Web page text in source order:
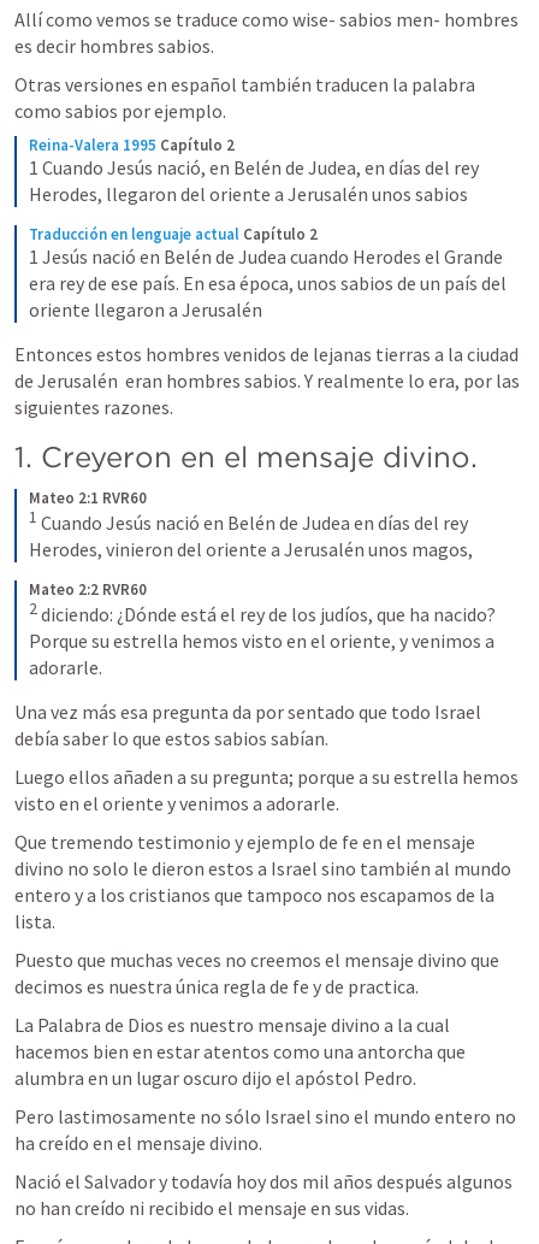
Allí como vemos se traduce como wise- sabios men- hombres
es decir hombres sabios.
Otras versiones en español también traducen la palabra
como sabios por ejemplo.
Reina-Valera 1995 Capítulo 2
1 Cuando Jesús nació, en Belén de Judea, en días del rey
Herodes, llegaron del oriente a Jerusalén unos sabios
Traducción en lenguaje actual Capítulo 2
1 Jesús nació en Belén de Judea cuando Herodes el Grande
era rey de ese país. En esa época, unos sabios de un país del
oriente llegaron a Jerusalén
Entonces estos hombres venidos de lejanas tierras a la ciudad
de Jerusalén  eran hombres sabios. Y realmente lo era, por las
siguientes razones.
1. Creyeron en el mensaje divino.
Mateo 2:1 RVR60
1 Cuando Jesús nació en Belén de Judea en días del rey
Herodes, vinieron del oriente a Jerusalén unos magos,
Mateo 2:2 RVR60
2diciendo: ¿Dónde está el rey de los judíos, que ha nacido?
Porque su estrella hemos visto en el oriente, y venimos a
adorarle.
Una vez más esa pregunta da por sentado que todo Israel
debía saber lo que estos sabios sabían.
Luego ellos añaden a su pregunta; porque a su estrella hemos
visto en el oriente y venimos a adorarle.
Que tremendo testimonio y ejemplo de fe en el mensaje
divino no solo le dieron estos a Israel sino también al mundo
entero y a los cristianos que tampoco nos escapamos de la
lista.
Puesto que muchas veces no creemos el mensaje divino que
decimos es nuestra única regla de fe y de practica.
La Palabra de Dios es nuestro mensaje divino a la cual
hacemos bien en estar atentos como una antorcha que
alumbra en un lugar oscuro dijo el apóstol Pedro.
Pero lastimosamente no sólo Israel sino el mundo entero no
ha creído en el mensaje divino.
Nació el Salvador y todavía hoy dos mil años después algunos
no han creído ni recibido el mensaje en sus vidas.